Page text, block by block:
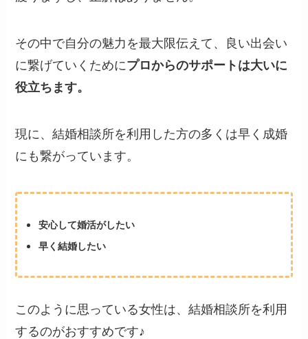
その中で自分の魅力を最大限伝えて、良い出会い
に繋げていくためにプロからのサポートは大いに
役立ちます。
現に、結婚相談所を利用した方の多くは早く成婚
にも繋がっています。
安心して婚活がしたい
早く結婚したい
このように思っている女性は、結婚相談所を利用
するのがおすすめです♪